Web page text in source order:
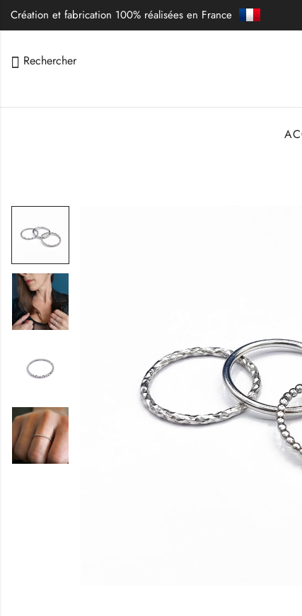
Création et fabrication 100% réalisées en France
Rechercher